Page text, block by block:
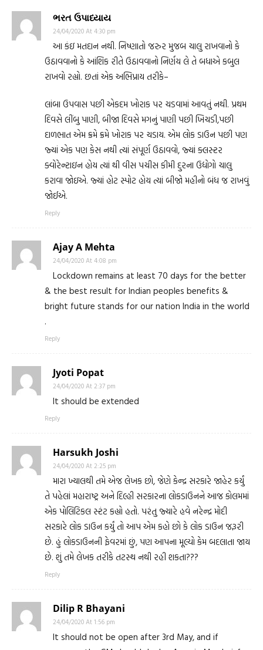
ભરત ઉપાધ્યાય
24/04/2020 At 4:30 pm
આ કંઇ મતદાન નથી. નિષ્ણાતો જરુર મુજબ ચાલુ રાખવાનો કે
ઉઠાવવાનો કે આંશિક રીતે ઉઠાવવાનો નિર્ણય લે તે બધાએ કબુલ
રાખવો રહ્યો. છતાં એક અભિપ્રાય તરીકે–
લાંબા ઉપવાસ પછી એકદમ ખોરાક પર ચડવામાં આવતું નથી. પ્રથમ
દિવસે લીંબુ પાણી, બીજા દિવસે મગનું પાણી પછી ખિચડી,પછી
દાળભાત એમ ક્રમે ક્રમે ખોરાક પર ચડાય. એમ લોક ડાઉન પછી પણ
જ્યાં એક પણ કેસ નથી ત્યાં સંપૂર્ણ ઉઠાવવો, જ્યાં ક્લસ્ટર
ક્વોરેન્ટાઇન હોય ત્યાં થી વીસ પચીસ કીમી દુરના ઉદ્યોગો ચાલુ
કરાવા જોઇએ. જ્યાં હોટ સ્પોટ હોય ત્યાં બીજો મહીનો બંધ જ રાખવું
જોઈએ.
Reply
Ajay A Mehta
24/04/2020 At 4:08 pm
Lockdown remains at least 70 days for the better
& the best result for Indian peoples benefits &
bright future stands for our nation India in the world
.
Reply
Jyoti Popat
24/04/2020 At 2:37 pm
It should be extended
Reply
Harsukh Joshi
24/04/2020 At 2:25 pm
મારા ખ્યાલથી તમે એજ લેખક છો, જેણે કેન્દ્ર સરકારે જાહેર કર્યું
તે પહેલાં મહારાષ્ટ્ર અને દિલ્હી સરકારના લોકડાઉનને આજ કોલમમાં
એક પોલિટિકલ સ્ટંટ કહ્યો હતો. પરંતુ જ્યારે હવે નરેન્દ્ર મોદી
સરકારે લોક ડાઉન કર્યું તો આપ એમ કહો છો કે લોક ડાઉન જરૂરી
છે. હું લોકડાઉનની ફેવરમાં છું, પણ આપના મૂલ્યો કેમ બદલાતા જાય
છે. શું તમે લેખક તરીકે તટસ્થ નથી રહી શકતા???
Reply
Dilip R Bhayani
24/04/2020 At 1:56 pm
It should not be open after 3rd May, and if